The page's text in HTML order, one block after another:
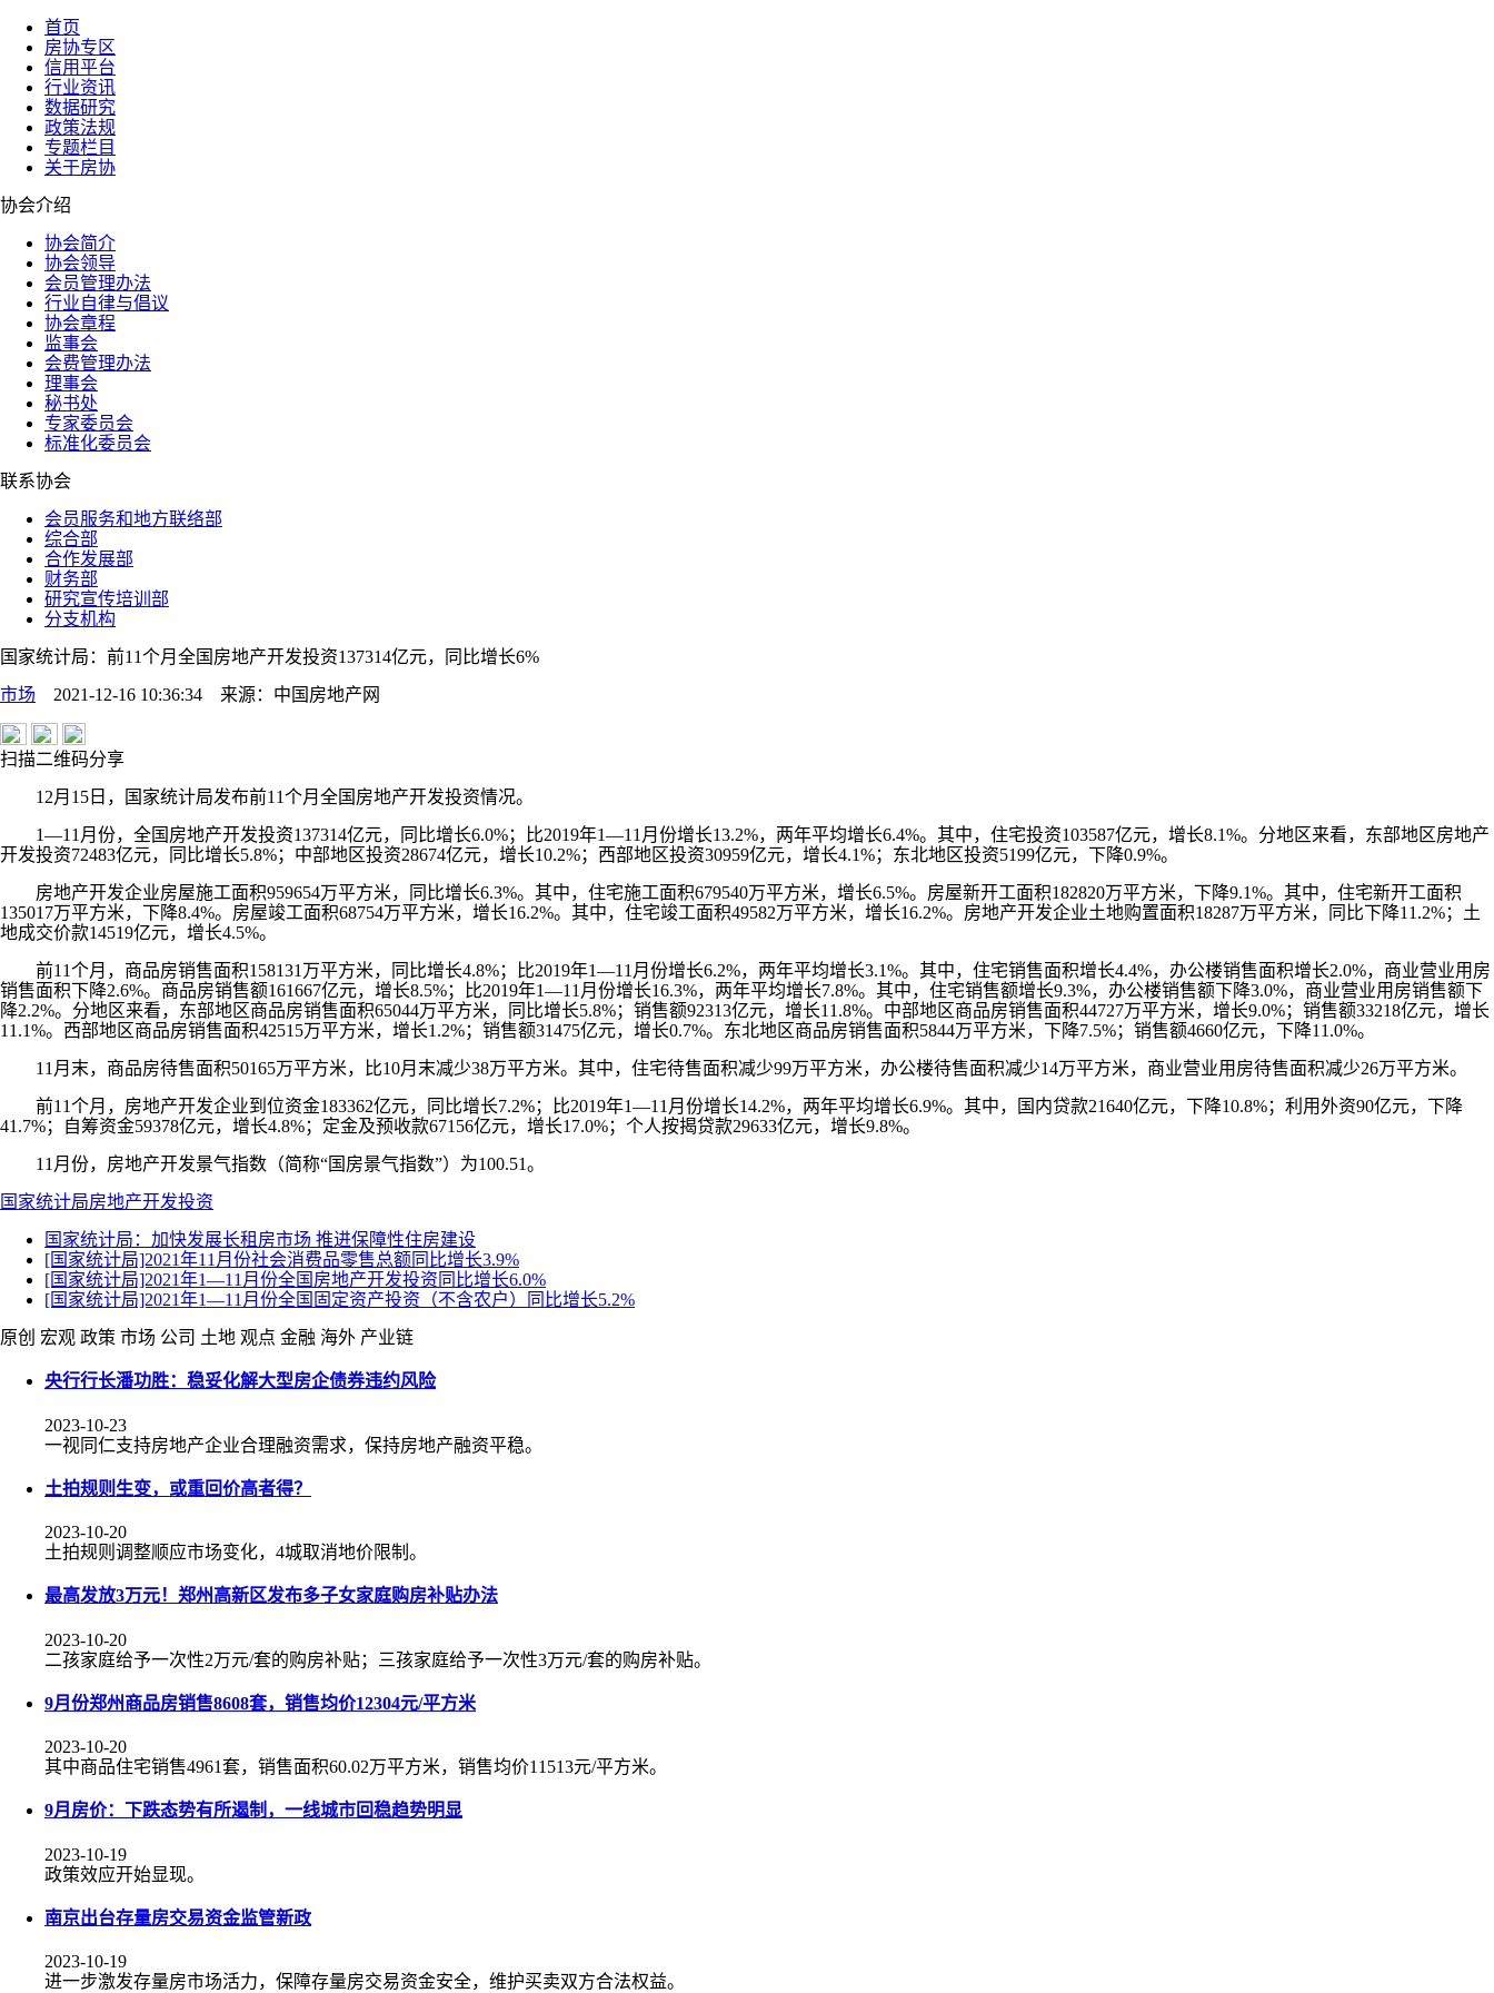
首页
房协专区
信用平台
行业资讯
数据研究
政策法规
专题栏目
关于房协
协会介绍
协会简介
协会领导
会员管理办法
行业自律与倡议
协会章程
监事会
会费管理办法
理事会
秘书处
专家委员会
标准化委员会
联系协会
会员服务和地方联络部
综合部
合作发展部
财务部
研究宣传培训部
分支机构
国家统计局：前11个月全国房地产开发投资137314亿元，同比增长6%
市场 2021-12-16 10:36:34 来源： 中国房地产网
扫描二维码分享
12月15日，国家统计局发布前11个月全国房地产开发投资情况。
1—11月份，全国房地产开发投资137314亿元，同比增长6.0%；比2019年1—11月份增长13.2%，两年平均增长6.4%。其中，住宅投资103587亿元，增长8.1%。分地区来看，东部地区房地产
开发投资72483亿元，同比增长5.8%；中部地区投资28674亿元，增长10.2%；西部地区投资30959亿元，增长4.1%；东北地区投资5199亿元，下降0.9%。
房地产开发企业房屋施工面积959654万平方米，同比增长6.3%。其中，住宅施工面积679540万平方米，增长6.5%。房屋新开工面积182820万平方米，下降9.1%。其中，住宅新开工面积
135017万平方米，下降8.4%。房屋竣工面积68754万平方米，增长16.2%。其中，住宅竣工面积49582万平方米，增长16.2%。房地产开发企业土地购置面积18287万平方米，同比下降11.2%；土
地成交价款14519亿元，增长4.5%。
前11个月，商品房销售面积158131万平方米，同比增长4.8%；比2019年1—11月份增长6.2%，两年平均增长3.1%。其中，住宅销售面积增长4.4%，办公楼销售面积增长2.0%，商业营业用房
销售面积下降2.6%。商品房销售额161667亿元，增长8.5%；比2019年1—11月份增长16.3%，两年平均增长7.8%。其中，住宅销售额增长9.3%，办公楼销售额下降3.0%，商业营业用房销售额下
降2.2%。分地区来看，东部地区商品房销售面积65044万平方米，同比增长5.8%；销售额92313亿元，增长11.8%。中部地区商品房销售面积44727万平方米，增长9.0%；销售额33218亿元，增长
11.1%。西部地区商品房销售面积42515万平方米，增长1.2%；销售额31475亿元，增长0.7%。东北地区商品房销售面积5844万平方米，下降7.5%；销售额4660亿元，下降11.0%。
11月末，商品房待售面积50165万平方米，比10月末减少38万平方米。其中，住宅待售面积减少99万平方米，办公楼待售面积减少14万平方米，商业营业用房待售面积减少26万平方米。
前11个月，房地产开发企业到位资金183362亿元，同比增长7.2%；比2019年1—11月份增长14.2%，两年平均增长6.9%。其中，国内贷款21640亿元，下降10.8%；利用外资90亿元，下降
41.7%；自筹资金59378亿元，增长4.8%；定金及预收款67156亿元，增长17.0%；个人按揭贷款29633亿元，增长9.8%。
11月份，房地产开发景气指数（简称“国房景气指数”）为100.51。
国家统计局房地产开发投资
国家统计局：加快发展长租房市场 推进保障性住房建设
[国家统计局]2021年11月份社会消费品零售总额同比增长3.9%
[国家统计局]2021年1—11月份全国房地产开发投资同比增长6.0%
[国家统计局]2021年1—11月份全国固定资产投资（不含农户）同比增长5.2%
原创 宏观 政策 市场 公司 土地 观点 金融 海外 产业链
央行行长潘功胜：稳妥化解大型房企债券违约风险
2023-10-23
一视同仁支持房地产企业合理融资需求，保持房地产融资平稳。
土拍规则生变，或重回价高者得？
2023-10-20
土拍规则调整顺应市场变化，4城取消地价限制。
最高发放3万元！郑州高新区发布多子女家庭购房补贴办法
2023-10-20
二孩家庭给予一次性2万元/套的购房补贴；三孩家庭给予一次性3万元/套的购房补贴。
9月份郑州商品房销售8608套，销售均价12304元/平方米
2023-10-20
其中商品住宅销售4961套，销售面积60.02万平方米，销售均价11513元/平方米。
9月房价：下跌态势有所遏制，一线城市回稳趋势明显
2023-10-19
政策效应开始显现。
南京出台存量房交易资金监管新政
2023-10-19
进一步激发存量房市场活力，保障存量房交易资金安全，维护买卖双方合法权益。